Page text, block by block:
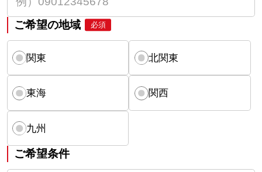
ご希望の地域 必須
関東 北関東
東海 関西
九州
ご希望条件